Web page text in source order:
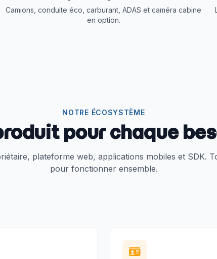
Camions, conduite éco, carburant, ADAS et caméra cabine
en option.
NOTRE ÉCOSYSTÈME
pour chaque
plateforme web, applications mobiles et SDK.
pour fonctionner ensemble.